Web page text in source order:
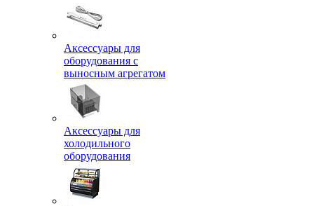
Аксессуары для
оборудования с
выносным агрегатом
Аксессуары для
холодильного
оборудования